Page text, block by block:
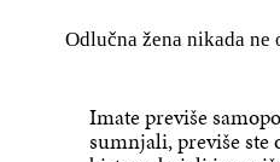
Odlučna žena nikada ne
Imate previše
sumnjali, previše